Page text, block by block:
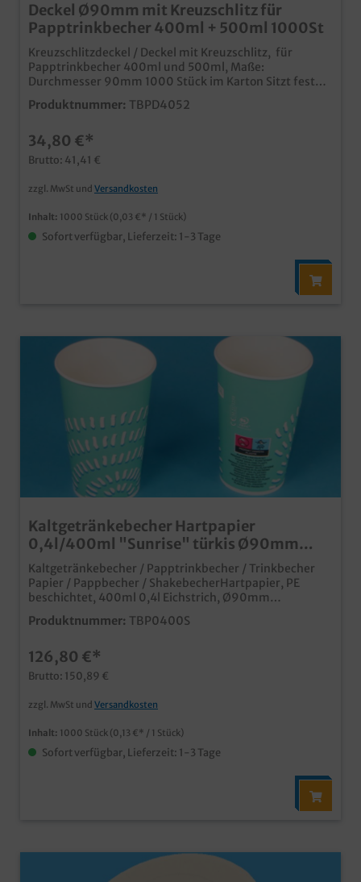
Deckel Ø90mm mit Kreuzschlitz für
Papptrinkbecher 400ml + 500ml 1000St
Kreuzschlitzdeckel / Deckel mit Kreuzschlitz, für
Papptrinkbecher 400ml und 500ml, Maße:
Durchmesser 90mm 1000 Stück im Karton Sitzt fest
auf dem Becher und hält die Getränke da wo sie
hingehören Aus transparentem Kunststoff mit
Shakes, usw.Passend auf Trinkbecher mit 90mm
oberen Durchmesser
Produktnummer: TBPD4052
34,80 €*
Brutto: 41,41 €
zzgl. MwSt und Versandkosten
Inhalt: 1000 Stück (0,03 €* / 1 Stück)
Sofort verfügbar, Lieferzeit: 1-3 Tage
Kaltgetränkebecher Hartpapier
0,4l/400ml "Sunrise" türkis Ø90mm
1000St
Kaltgetränkebecher / Papptrinkbecher / Trinkbecher
Papier / Pappbecher / ShakebecherHartpapier, PE
beschichtet, 400ml 0,4l Eichstrich, Ø90mm
Durchmesser, 1000St im Kartonpraktischer
Einwegtrinkbecher aus Papiermit PE Beschichtung für
Neutraldruck, aber auch individuell bedruckbarideal
für Kaltgetränke und Shakespassender Deckel separat
erhältlich
Produktnummer: TBP0400S
126,80 €*
Brutto: 150,89 €
zzgl. MwSt und Versandkosten
Inhalt: 1000 Stück (0,13 €* / 1 Stück)
Sofort verfügbar, Lieferzeit: 1-3 Tage